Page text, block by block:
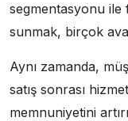
segmentasyonu ile
sunmak, birçok
Aynı zamanda,
satış sonrası
memnuniyetini